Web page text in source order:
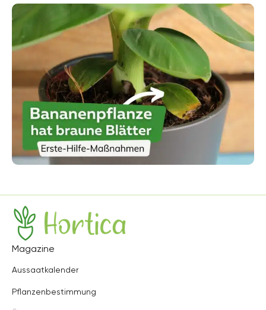
verfärben, ist es ratsam, der Ursache so schnell ...
Hortica
Magazine
Aussaatkalender
Pflanzenbestimmung